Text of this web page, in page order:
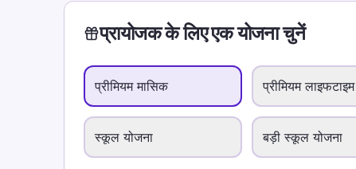
प्रायोजक के लिए एक योजना चुनें
प्रीमियम मासिक प्रीमियम लाइफटाइम
स्कूल योजना बड़ी स्कूल योजना